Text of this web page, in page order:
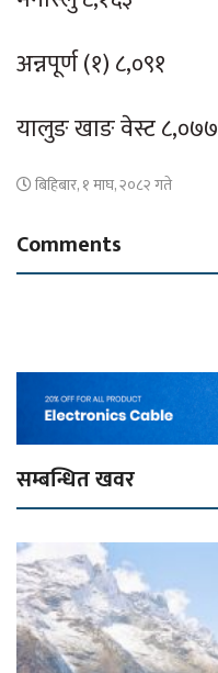
अन्नपूर्ण (१) ८,०९१
यालुङ खाङ वेस्ट ८,०७७
बिहिबार, १ माघ, २०८२ गते
Comments
सम्बन्धित खवर